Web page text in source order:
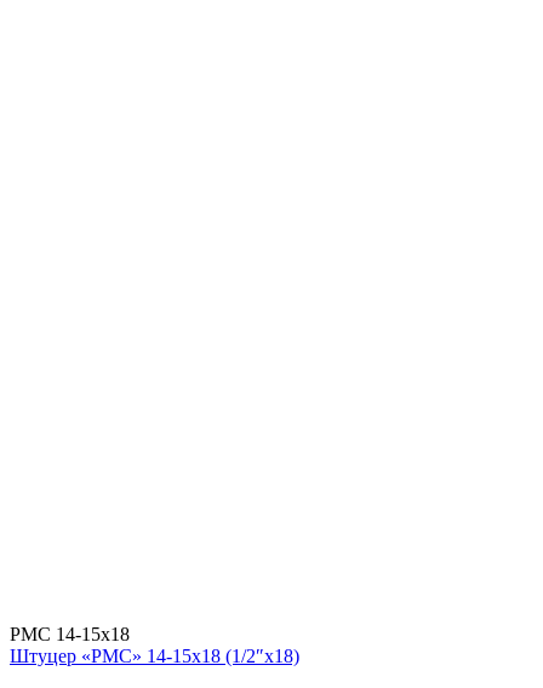
РМС 14-15х18
Штуцер «РМС» 14-15х18 (1/2″х18)